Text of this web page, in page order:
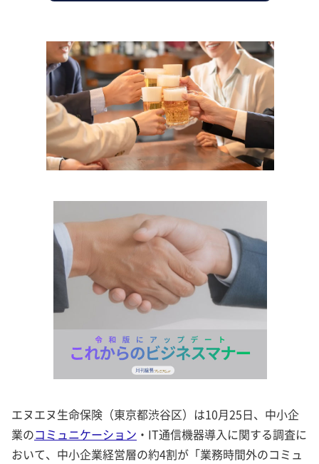
エヌエヌ生命保険（東京都渋谷区）は10月25日、中小企
業のコミュニケーション ・IT通信機器導入に関する調査に
おいて、中小企業経営層の約4割が「業務時間外のコミュ